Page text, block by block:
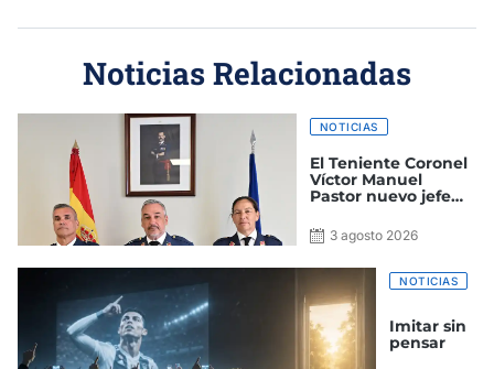
Noticias Relacionadas
NOTICIAS
El Teniente Coronel
Víctor Manuel
Pastor nuevo jefe
y Control
3 agosto 2026
NOTICIAS
Imitar sin
pensar